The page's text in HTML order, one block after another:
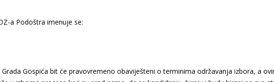
a Podoštra imenuje se:
Gospića bit će pravovremeno obaviješteni o terminima održavanja izbora, a